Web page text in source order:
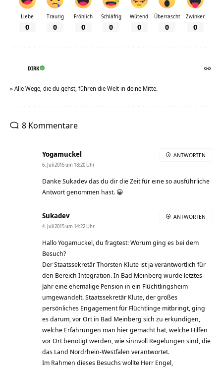
Liebe
0
Traurig
0
Fröhlich
0
Schläfrig
0
Wütend
0
Überrascht
0
Zwinker
0
DIRK
» Alle Wege, die du gehst, führen die Welt in deine Mitte.
8 Kommentare
Yogamuckel
6. Juli 2015 um 18:20 Uhr
Danke Sukadev das du dir die Zeit für eine so ausführliche
Antwort genommen hast. 😀
ANTWORTEN
Sukadev
4. Juli 2015 um 14:22 Uhr
Hallo Yogamuckel, du fragtest: Worum ging es bei dem
Besuch?
Der Staatssekretär Thorsten Klute ist ja verantwortlich für
den Bereich Integration. In Bad Meinberg wurde letztes
Jahr eine ehemalige Pension in ein Flüchtlingsheim
umgewandelt. Staatssekretär Klute, der großes
persönliches Engagement für Flüchtlinge mitbringt, ging
es darum, vor Ort in Bad Meinberg sich zu erkundigen,
welche Erfahrungen man hier gemacht hat, welche Hilfen
vor Ort benötigt werden, wie sinnvoll Regelungen sind, die
das Land Nordrhein-Westfalen verantwortet.
Im Rahmen dieses Besuchs wollte Herr Engel,
ANTWORTEN